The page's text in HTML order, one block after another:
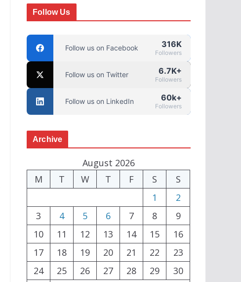
Follow Us
Follow us on Facebook 316K
Followers
Follow us on Twitter 6.7K+
Followers
Follow us on LinkedIn 60k+
Followers
Archive
August 2026
M
T W T F S
S
1
2
3
4 5 6 7 8
9
10
11 12 13 14 15
16
17
18 19 20 21 22
23
24
25 26 27 28 29
30